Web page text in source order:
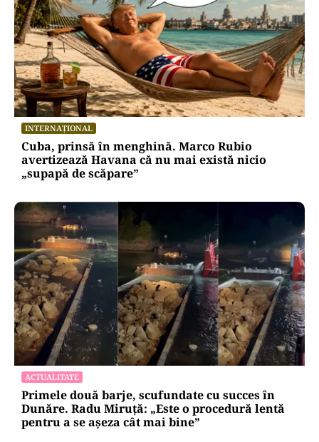
INTERNAȚIONAL
Cuba, prinsă în menghină. Marco Rubio
avertizează Havana că nu mai există nicio
„supapă de scăpare”
ACTUALITATE
Primele două barje, scufundate cu succes în
Dunăre. Radu Miruță: „Este o procedură lentă
pentru a se așeza cât mai bine”